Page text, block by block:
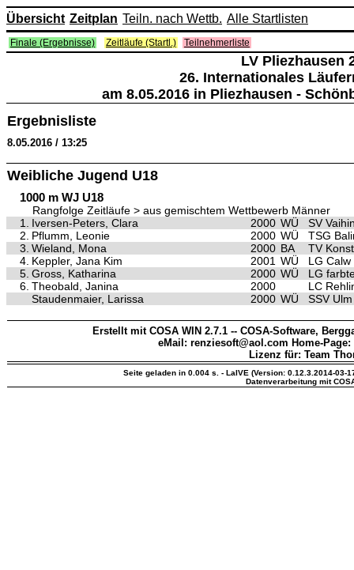
Übersicht Zeitplan Teiln. nach Wettb. Alle Startlisten
Finale (Ergebnisse) Zeitläufe (Startl.) Teilnehmerliste
LV Pliezhausen
26. Internationales
am 8.05.2016 in Pliezhausen -
Ergebnisliste
8.05.2016 / 13:25
Weibliche Jugend U18
1000 m WJ U18
Rangfolge Zeitläufe > aus gemischtem Wettbewerb Männer
1.
Iversen-Peters, Clara 2000 WÜ
SV
2. Pflumm, Leonie 2000 WÜ
TSG
3. Wieland, Mona 2000 BA
TV
4. Keppler, Jana Kim 2001 WÜ
LG Calw
5. Gross, Katharina 2000 WÜ
LG
6. Theobald, Janina 2000
LC
Staudenmaier, Larissa
2000 WÜ SSV
Erstellt mit COSA WIN 2.7.1 -- COSA-Software,
eMail: renziesoft@aol.com Home-Page:
Lizenz für: Team
Seite geladen in 0.004 s. - LaIVE (Version: 0.12.3.2014-03-
Datenverarbeitung mit